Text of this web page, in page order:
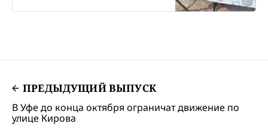
ПРЕДЫДУЩИЙ ВЫПУСК
В Уфе до конца октября ограничат движение по
улице Кирова